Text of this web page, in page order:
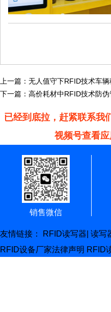
上一篇： 无人值守下RFID技术车
下一篇： 高价耗材中RFID技术防
已经到底拉，赶紧联系我
视频号查看应
销售微信
友情链接： RFID读写器 读写
RFID设备厂家法律声明 RFID